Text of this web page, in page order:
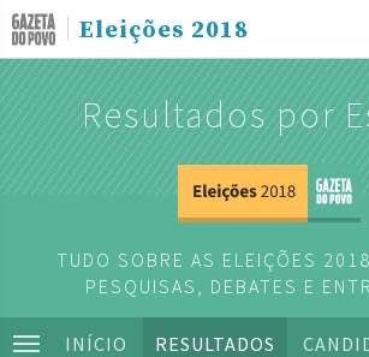
Eleições 2018
Resultados por
TUDO SOBRE AS ELEIÇÕES
PESQUISAS, DEBATES E
INÍCIO RESULTADOS